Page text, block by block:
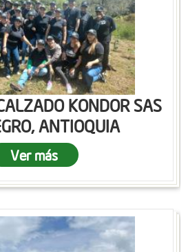
KONDOR SAS
ANTIOQUIA
Ver más